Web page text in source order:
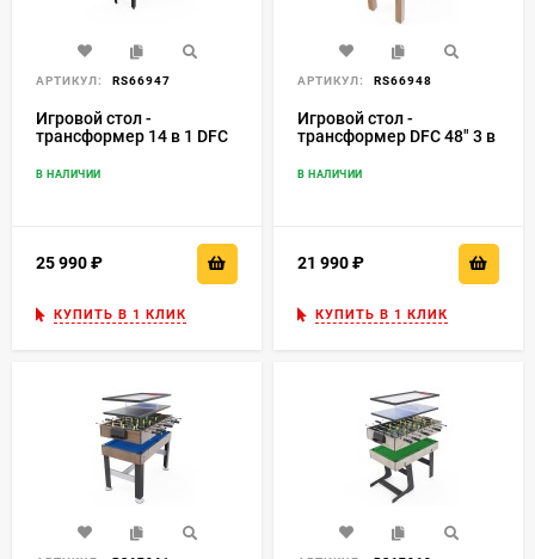
АРТИКУЛ: RS66947
Игровой стол -
трансформер 14 в 1 DFC
В НАЛИЧИИ
25 990
КУПИТЬ В 1 КЛИК
АРТИКУЛ: RS66948
Игровой стол -
трансформер DFC 48" 3 в
В НАЛИЧИИ
21 990
КУПИТЬ В 1 КЛИК